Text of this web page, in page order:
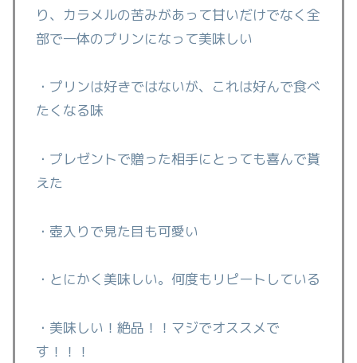
り、カラメルの苦みがあって甘いだけでなく全
部で一体のプリンになって美味しい
・プリンは好きではないが、これは好んで食べ
たくなる味
・プレゼントで贈った相手にとっても喜んで貰
えた
・壺入りで見た目も可愛い
・とにかく美味しい。何度もリピートしている
・美味しい！絶品！！マジでオススメで
す！！！